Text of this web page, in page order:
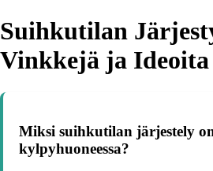
Suihkutilan
Vinkkejä ja Ideoita
Miksi suihkutilan järjestely
kylpyhuoneessa?